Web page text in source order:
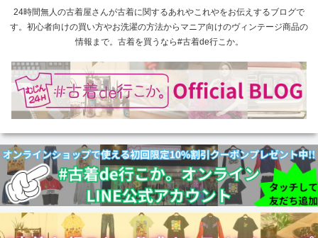
24時間無人の古着屋さんが古着に関するあれやこれやをお伝えするブログで
す。初心者向けの買い方やお洗濯の方法からマニア向けのヴィンテージ商品の
情報まで。古着を買うなら#古着de行こか。